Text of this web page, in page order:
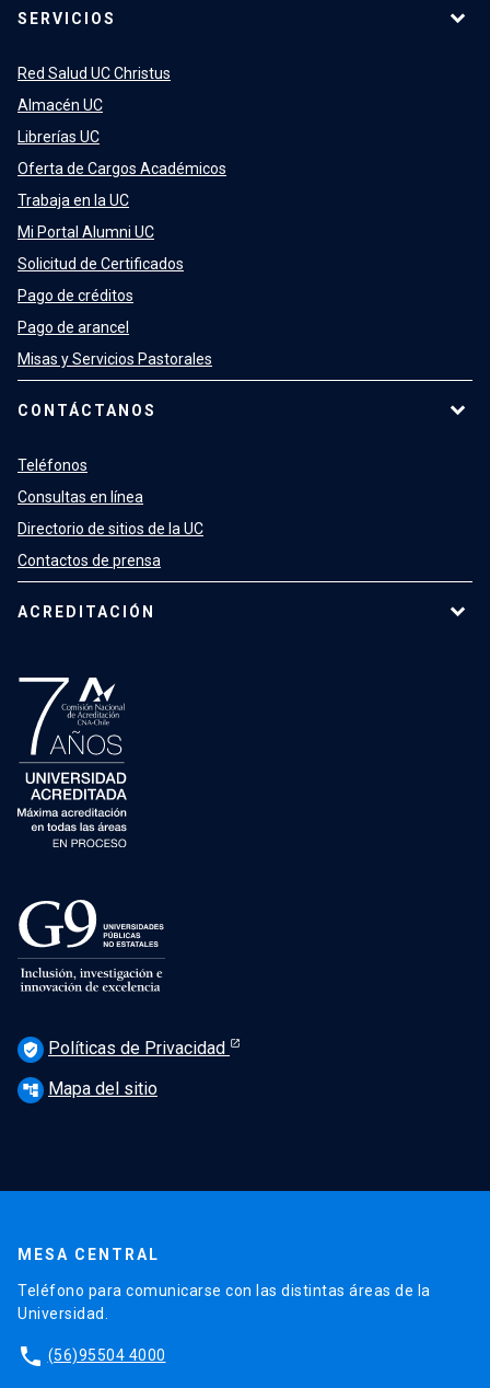
SERVICIOS
Red Salud UC Christus
Almacén UC
Librerías UC
Oferta de Cargos Académicos
Trabaja en la UC
Mi Portal Alumni UC
Solicitud de Certificados
Pago de créditos
Pago de arancel
Misas y Servicios Pastorales
CONTÁCTANOS
Teléfonos
Consultas en línea
Directorio de sitios de la UC
Contactos de prensa
ACREDITACIÓN
verified_user Políticas de Privacidad
account_tree Mapa del sitio
MESA CENTRAL
Teléfono para comunicarse con las distintas áreas de la
Universidad.
phone (56)95504 4000